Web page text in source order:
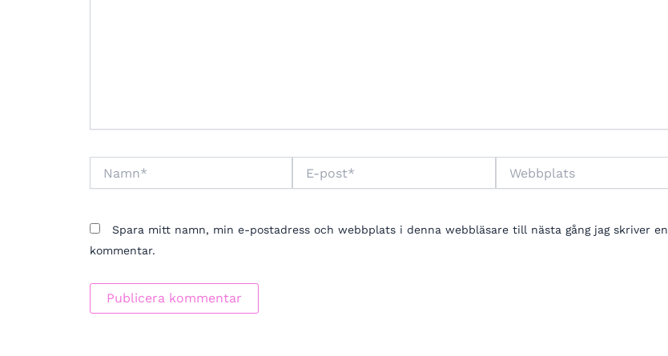
post*
Spara mitt namn, min e-postadress och webbplats i denna webbläsare till nästa gång jag skriver en
kommentar.